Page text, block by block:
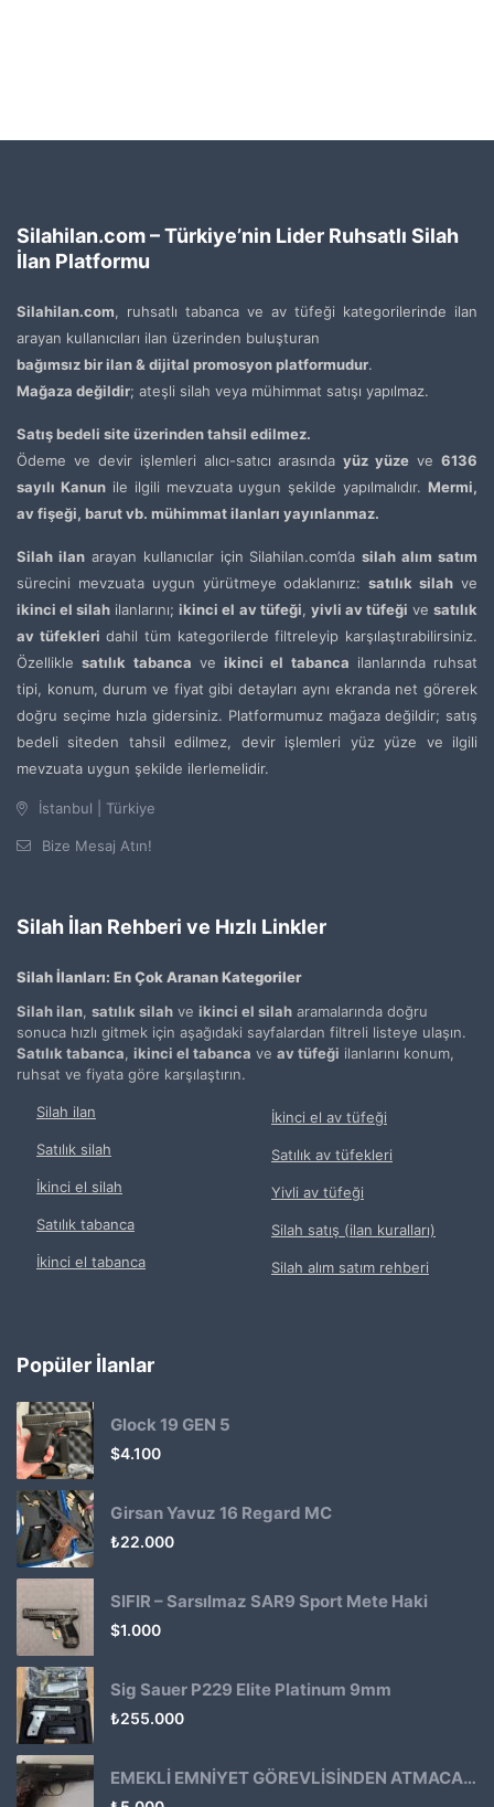
Silahilan.com – Türkiye’nin Lider Ruhsatlı Silah
İlan Platformu
Silahilan.com, ruhsatlı tabanca ve av tüfeği kategorilerinde ilan
arayan kullanıcıları ilan üzerinden buluşturan
bağımsız bir ilan & dijital promosyon platformudur.
Mağaza değildir; ateşli silah veya mühimmat satışı yapılmaz.
Satış bedeli site üzerinden tahsil edilmez.
Ödeme ve devir işlemleri alıcı-satıcı arasındayüz yüze ve6136
sayılı Kanunile ilgili mevzuata uygun şekilde yapılmalıdır. Mermi,
av fişeği, barut vb. mühimmat ilanları yayınlanmaz.
Silah ilanarayan kullanıcılar için Silahilan.com’dasilah alım satım
sürecini mevzuata uygun yürütmeye odaklanırız:satılık silah ve
ikinci el silah ilanlarını;ikinci el av tüfeği, yivli av tüfeği vesatılık
av tüfekleri dahil tüm kategorilerde filtreleyip karşılaştırabilirsiniz.
Özelliklesatılık tabanca ve ikinci el tabanca ilanlarında ruhsat
tipi, konum, durum ve fiyat gibi detayları aynı ekranda net görerek
doğru seçime hızla gidersiniz. Platformumuz mağaza değildir; satış
bedeli siteden tahsil edilmez, devir işlemleri yüz yüze ve ilgili
mevzuata uygun şekilde ilerlemelidir.
İstanbul | Türkiye
Bize Mesaj Atın!
Silah İlan Rehberi ve Hızlı Linkler
Silah İlanları: En Çok Aranan Kategoriler
Silah ilan satılık silah ve ikinci el silah aramalarında doğru
sonuca hızlı gitmek için aşağıdaki sayfalardan filtreli listeye ulaşın.
Satılık tabanca ikinci el tabanca ve av tüfeği ilanlarını konum,
ruhsat ve fiyata göre karşılaştırın.
Silah ilan
Satılık silah
İkinci el silah
Satılık tabanca
İkinci el tabanca
İkinci el av tüfeği
Satılık av tüfekleri
Yivli av tüfeği
Silah satış (ilan kuralları)
Silah alım satım rehberi
Popüler İlanlar
Glock 19 GEN 5
$4.100
Girsan Yavuz 16 Regard MC
₺22.000
SIFIR – Sarsılmaz SAR9 Sport Mete Haki
$1.000
Sig Sauer P229 Elite Platinum 9mm
₺255.000
EMEKLİ EMNİYET GÖREVLİSİNDEN ATMACA 53 KLASİK14